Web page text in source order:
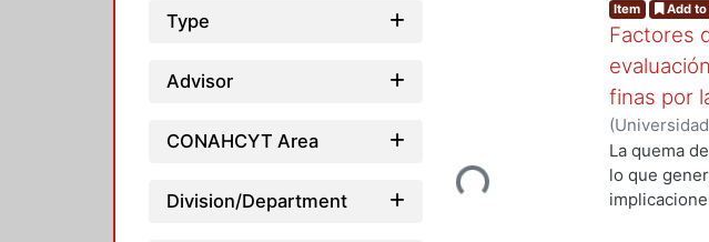
Type
Advisor
CONAHCYT Area
Division/Department
Loading...
Item Add
Factores
finas por
(
de
La quema
lo que